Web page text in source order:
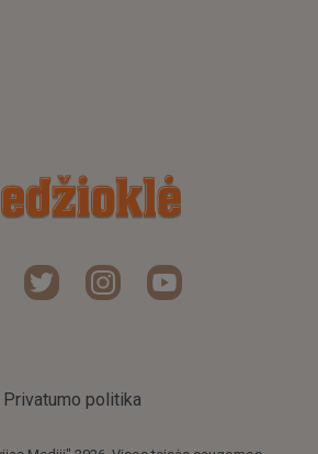
Privatumo politika